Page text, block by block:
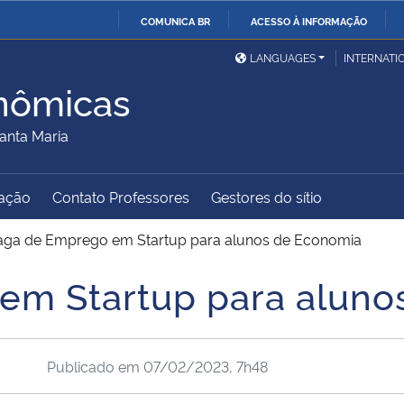
COMUNICA BR ACESSO À INFORMAÇÃO
Ministério da Defesa
Ministério das Relações
Exteriores
Ministério da Cidadania
Ministério do
Desenvolvimento Regional
Controladoria-Geral da
União
Advocacia-Geral da União Banco Central do Brasil
LANGUAGES
Maria
Contato Professores Gestores do sítio
de Emprego em Startup para alunos de Economia
Startup para
Publicado em 07/02/2023, 7h48